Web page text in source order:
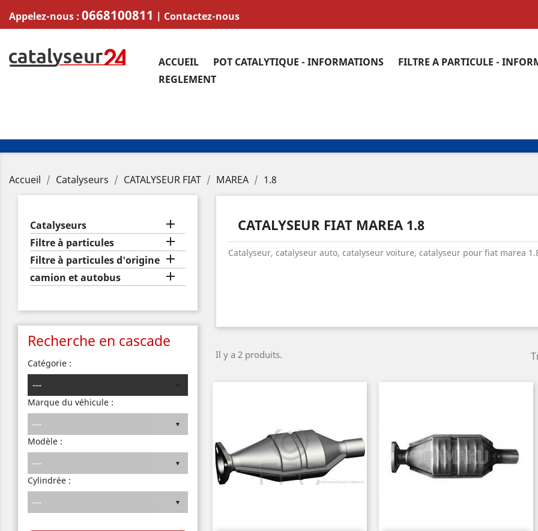
Appelez-nous : 0668100811 | Contactez-nous
ACCUEIL POT CATALYTIQUE - INFORMATIONS FILTRE A PARTICULE -
REGLEMENT
Accueil Catalyseurs CATALYSEUR FIAT MAREA 1.8
Catalyseurs 
Filtre à particules 
Filtre à particules d'origine 
camion et autobus 
Recherche en cascade
Catégorie :
Marque du véhicule :
Modèle :
Cylindrée :
CATALYSEUR FIAT MAREA 1.8
Catalyseur, catalyseur auto, catalyseur voiture, catalyseur pour fiat marea
Il y a 2 produits.